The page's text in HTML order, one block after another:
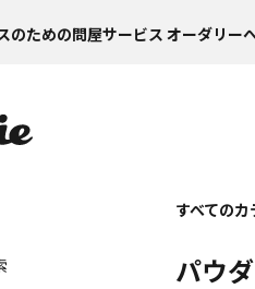
のための問屋サービス オーダリー
すべてのカ
パウ